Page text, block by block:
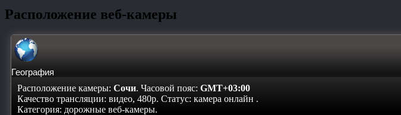
Расположение веб-камеры
География
Расположение камеры: Сочи. Часовой пояс: GMT+03:00
Качество трансляции: видео, 480p. Статус: камера онлайн .
Категория: дорожные веб-камеры.